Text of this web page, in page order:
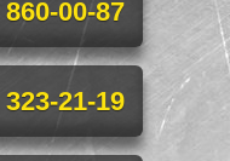
00-87
21-19